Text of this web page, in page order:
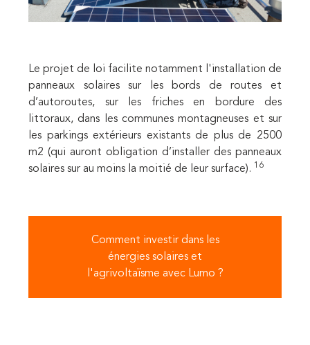
Le projet de loi facilite notamment l'installation de
panneaux solaires sur les bords de routes et
d’autoroutes, sur les friches en bordure des
littoraux, dans les communes montagneuses et sur
les parkings extérieurs existants de plus de 2500
m2 (qui auront obligation d’installer des panneaux
solaires sur au moins la moitié de leur surface). 16
Comment investir dans les
énergies solaires et
l'agrivoltaïsme avec Lumo ?